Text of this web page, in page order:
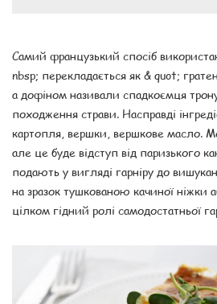
Самий французький спосіб
nbsp; перекладається як & quot;
а дофіном називали спадкоємця
походження страви. Насправді
картопля, вершки, вершкове масло.
але це буде відступ від паризького
подають у вигляді гарніру до
на зразок тушкованою качиної ніжки
цілком гідний ролі самодостатньої